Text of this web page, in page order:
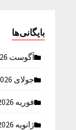
بایگانی‌ها
آگوست 2026
جولای 2026
فوریه 2026
ژانویه 2026